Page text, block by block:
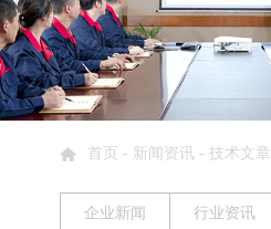
首页 - 新闻资讯 - 技术文章
企业新闻 行业资讯